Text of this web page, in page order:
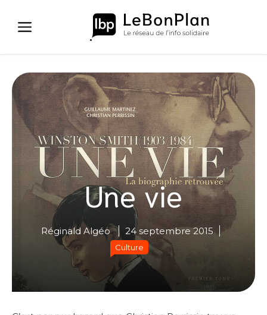
contenu
Une vie
Réginald Algéo 24 septembre 2015
Culture